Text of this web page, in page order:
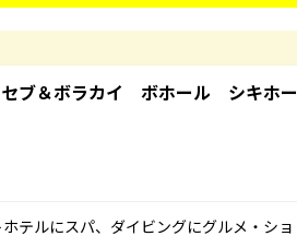
ブ＆ボラカイ ボホール シキホー
テルにスパ、ダイビングにグルメ・ショ